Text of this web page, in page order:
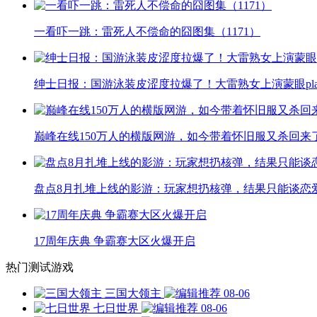
一看吓一跳：雷死人不偿命的囧图集（1171）
绅士日报：国游泳装皮涩度拉爆了！大雷熟女上演蒙眼
巅峰在线150万人的横版网游，如今带着怀旧服又杀回来
盘点8月扎堆上线的影游：玩家想扔核弹，结果只能谈恋
17周年庆典 争霸赛大区火爆开启
热门测试游戏
三国大领主
08-06
七日世界
08-06